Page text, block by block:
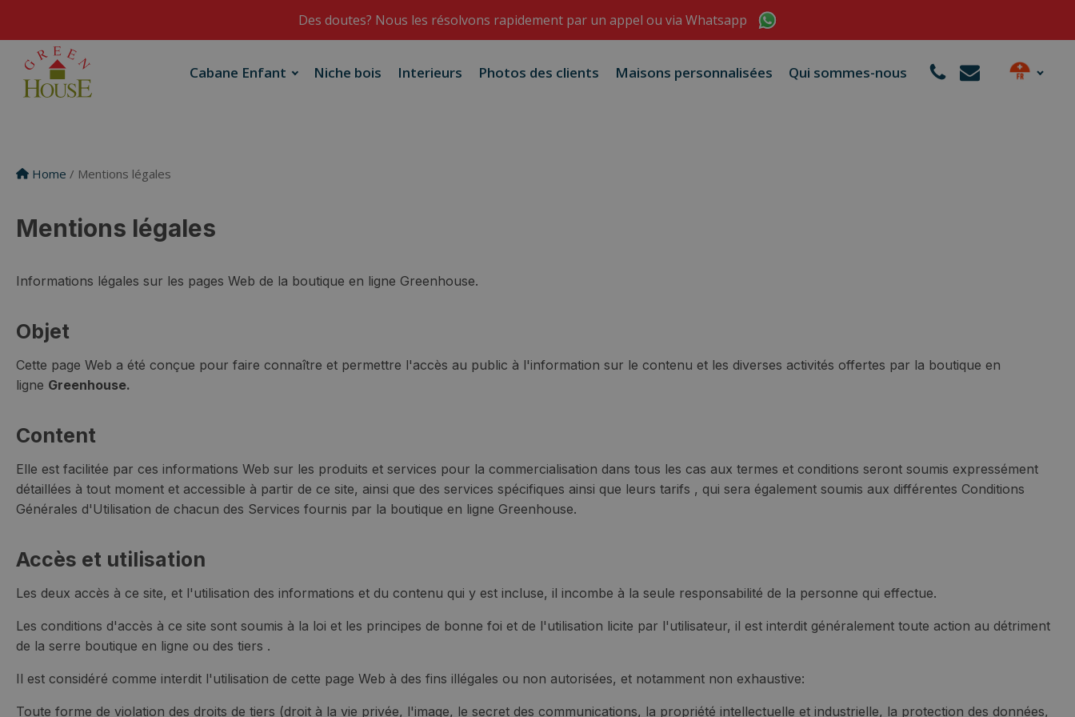
Des doutes? Nous les résolvons rapidement par un appel ou via Whatsapp
Cabane Enfant Niche bois Interieurs Photos des clients Maisons personnalisées Qui sommes-nous
Home / Mentions légales
Mentions légales
Informations légales sur les pages Web de la boutique en ligne Greenhouse.
Objet
Cette page Web a été conçue pour faire connaître et permettre l'accès au public à l'information sur le contenu et les diverses activités offertes par la boutique en
ligne Greenhouse.
Content
Elle est facilitée par ces informations Web sur les produits et services pour la commercialisation dans tous les cas aux termes et conditions seront soumis expressément
détaillées à tout moment et accessible à partir de ce site, ainsi que des services spécifiques ainsi que leurs tarifs , qui sera également soumis aux différentes Conditions
Générales d'Utilisation de chacun des Services fournis par la boutique en ligne Greenhouse.
Accès et utilisation
Les deux accès à ce site, et l'utilisation des informations et du contenu qui y est incluse, il incombe à la seule responsabilité de la personne qui effectue.
Les conditions d'accès à ce site sont soumis à la loi et les principes de bonne foi et de l'utilisation licite par l'utilisateur, il est interdit généralement toute action au détriment
de la serre boutique en ligne ou des tiers .
Il est considéré comme interdit l'utilisation de cette page Web à des fins illégales ou non autorisées, et notamment non exhaustive:
Toute forme de violation des droits de tiers (droit à la vie privée, l'image, le secret des communications, la propriété intellectuelle et industrielle, la protection des données,